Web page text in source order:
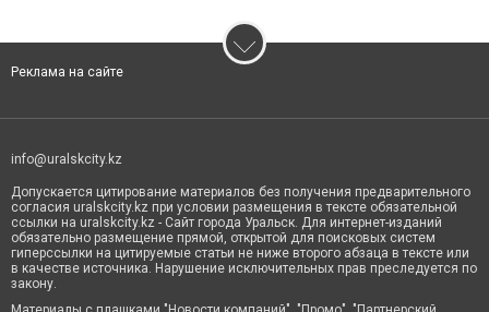
Реклама на сайте
info@uralskcity.kz
Допускается цитирование материалов без получения предварительного
согласия uralskcity.kz при условии размещения в тексте обязательной
ссылки на uralskcity.kz - Сайт города Уральск. Для интернет-изданий
обязательно размещение прямой, открытой для поисковых систем
гиперссылки на цитируемые статьи не ниже второго абзаца в тексте или
в качестве источника. Нарушение исключительных прав преследуется по
закону.